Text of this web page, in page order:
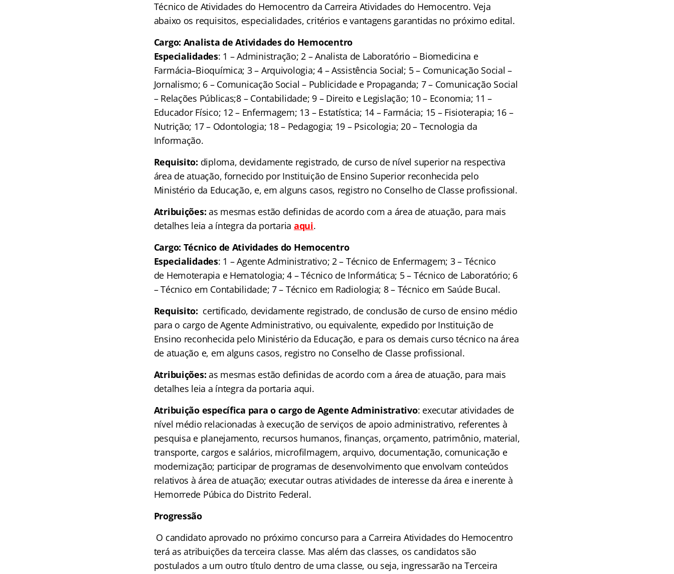
Técnico de Atividades do Hemocentro da Carreira Atividades do Hemocentro. Veja
abaixo os requisitos, especialidades, critérios e vantagens garantidas no próximo edital.
Cargo: Analista de Atividades do Hemocentro
Especialidades: 1 – Administração; 2 – Analista de Laboratório – Biomedicina e
Farmácia–Bioquímica; 3 – Arquivologia; 4 – Assistência Social; 5 – Comunicação Social –
Jornalismo; 6 – Comunicação Social – Publicidade e Propaganda; 7 – Comunicação Social
– Relações Públicas;8 – Contabilidade; 9 – Direito e Legislação; 10 – Economia; 11 –
Educador Físico; 12 – Enfermagem; 13 – Estatística; 14 – Farmácia; 15 – Fisioterapia; 16 –
Nutrição; 17 – Odontologia; 18 – Pedagogia; 19 – Psicologia; 20 – Tecnologia da
Informação.
Requisito: diploma, devidamente registrado, de curso de nível superior na respectiva
área de atuação, fornecido por Instituição de Ensino Superior reconhecida pelo
Ministério da Educação, e, em alguns casos, registro no Conselho de Classe profissional.
Atribuições:as mesmas estão definidas de acordo com a área de atuação, para mais
detalhes leia a íntegra da portaria aqui.
Cargo: Técnico de Atividades do Hemocentro
Especialidades: 1 – Agente Administrativo; 2 – Técnico de Enfermagem; 3 – Técnico
de Hemoterapia e Hematologia; 4 – Técnico de Informática; 5 – Técnico de Laboratório; 6
– Técnico em Contabilidade; 7 – Técnico em Radiologia; 8 – Técnico em Saúde Bucal.
Requisito: certificado, devidamente registrado, de conclusão de curso de ensino médio
para o cargo de Agente Administrativo, ou equivalente, expedido por Instituição de
Ensino reconhecida pelo Ministério da Educação, e para os demais curso técnico na área
de atuação e, em alguns casos, registro no Conselho de Classe profissional.
Atribuições:as mesmas estão definidas de acordo com a área de atuação, para mais
detalhes leia a íntegra da portaria aqui.
Atribuição específica para o cargo de Agente Administrativo: executar atividades de
nível médio relacionadas à execução de serviços de apoio administrativo, referentes à
pesquisa e planejamento, recursos humanos, finanças, orçamento, patrimônio, material,
transporte, cargos e salários, microfilmagem, arquivo, documentação, comunicação e
modernização; participar de programas de desenvolvimento que envolvam conteúdos
relativos à área de atuação; executar outras atividades de interesse da área e inerente à
Hemorrede Púbica do Distrito Federal.
Progressão
O candidato aprovado no próximo concurso para a Carreira Atividades do Hemocentro
terá as atribuições da terceira classe. Mas além das classes, os candidatos são
postulados a um outro título dentro de uma classe, ou seja, ingressarão na Terceira